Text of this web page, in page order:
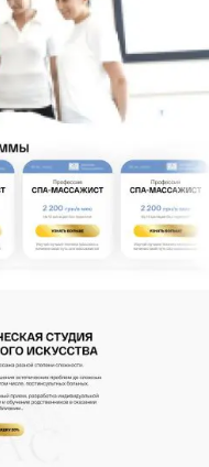
проведено
запуском.
сайт із чіткою
який
програми та
клієнтами.